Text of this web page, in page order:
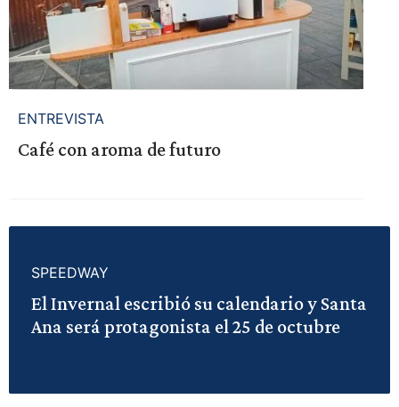
ENTREVISTA
Café con aroma de futuro
SPEEDWAY
El Invernal escribió su calendario y Santa
Ana será protagonista el 25 de octubre